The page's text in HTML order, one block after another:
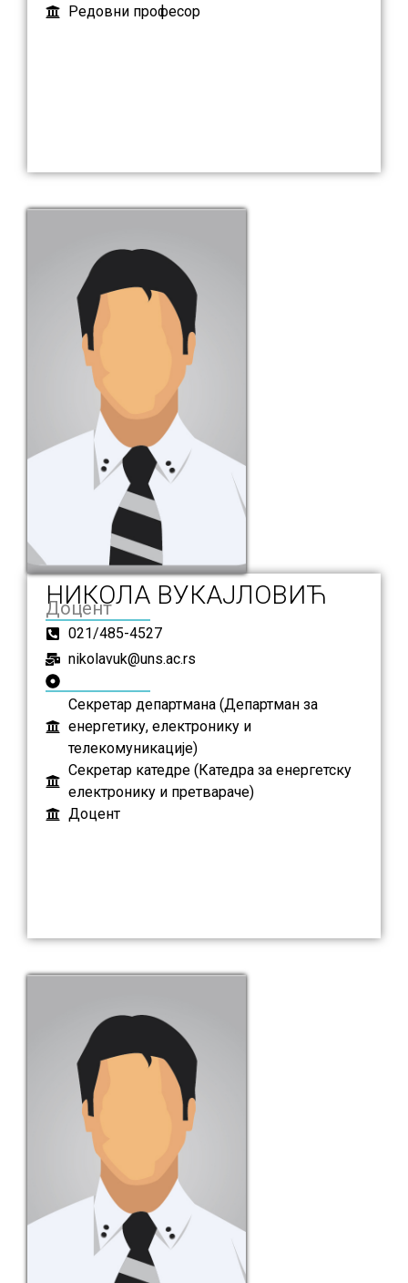
Редовни професор
НИКОЛА ВУКАЈЛОВИЋ
Доцент
021/485-4527
nikolavuk@uns.ac.rs
Секретар департмана (Департман за
енергетику, електронику и
телекомуникације)
Секретар катедре (Катедра за енергетску
електронику и претвараче)
Доцент